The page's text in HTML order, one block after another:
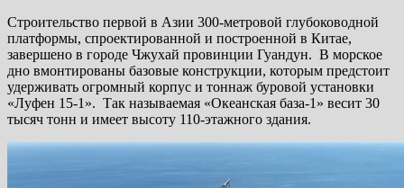
Строительство первой в Азии 300-метровой глубоководной
платформы, спроектированной и построенной в Китае,
завершено в городе Чжухай провинции Гуандун. В морское
дно вмонтированы базовые конструкции, которым предстоит
удерживать огромный корпус и тоннаж буровой установки
«Луфен 15-1». Так называемая «Океанская база-1» весит 30
тысяч тонн и имеет высоту 110-этажного здания.